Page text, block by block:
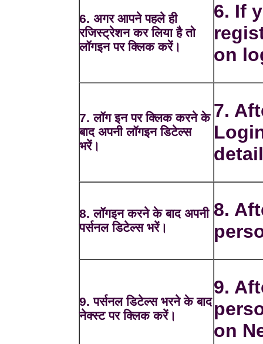
6. अगर आपने पहले ही
रजिस्ट्रेशन कर लिया है तो
लॉगइन पर क्लिक करें।
6. If
on
7. लॉग इन पर क्लिक करने के
बाद अपनी लॉगइन डिटेल्स
भरें।
7.
8. लॉगइन करने के बाद अपनी
पर्सनल डिटेल्स भरें।
8.
9. पर्सनल डिटेल्स भरने के बाद
नेक्स्ट पर क्लिक करें।
9.
on